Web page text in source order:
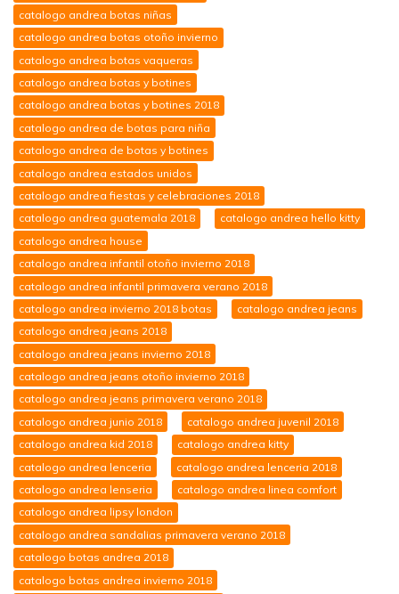
catalogo andrea botas niñas
catalogo andrea botas otoño invierno
catalogo andrea botas vaqueras
catalogo andrea botas y botines
catalogo andrea botas y botines 2018
catalogo andrea de botas para niña
catalogo andrea de botas y botines
catalogo andrea estados unidos
catalogo andrea fiestas y celebraciones 2018
catalogo andrea guatemala 2018
catalogo andrea hello kitty
catalogo andrea house
catalogo andrea infantil otoño invierno 2018
catalogo andrea infantil primavera verano 2018
catalogo andrea invierno 2018 botas
catalogo andrea jeans
catalogo andrea jeans 2018
catalogo andrea jeans invierno 2018
catalogo andrea jeans otoño invierno 2018
catalogo andrea jeans primavera verano 2018
catalogo andrea junio 2018
catalogo andrea juvenil 2018
catalogo andrea kid 2018
catalogo andrea kitty
catalogo andrea lenceria
catalogo andrea lenceria 2018
catalogo andrea lenseria
catalogo andrea linea comfort
catalogo andrea lipsy london
catalogo andrea sandalias primavera verano 2018
catalogo botas andrea 2018
catalogo botas andrea invierno 2018